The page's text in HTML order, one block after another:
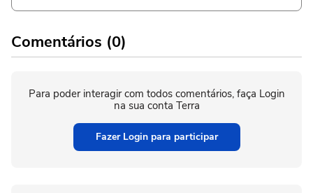
Comentários (0)
Para poder interagir com todos comentários, faça Login
na sua conta Terra
Fazer Login para participar